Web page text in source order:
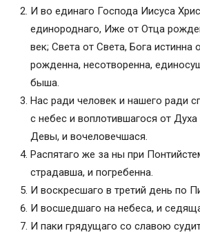
И во единаго Господа Иисуса
единороднаго, Иже от Отца
век; Света от Света, Бога истинна
рожденна, несотворенна,
быша.
Нас ради человек и нашего ради
с небес и воплотившагося от
Девы, и вочеловечшася.
Распятаго же за ны при
страдавша, и погребенна.
И воскресшаго в третий день по
И восшедшаго на небеса, и
И паки грядущаго со славою